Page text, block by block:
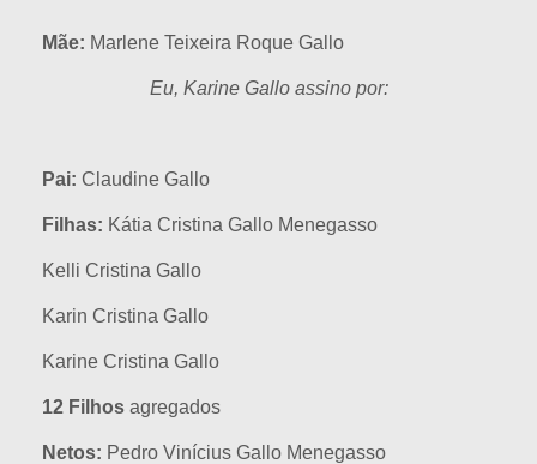
Mãe: Marlene Teixeira Roque Gallo
Eu, Karine Gallo assino por:
Pai: Claudine Gallo
Filhas: Kátia Cristina Gallo Menegasso
Kelli Cristina Gallo
Karin Cristina Gallo
Karine Cristina Gallo
12 Filhos agregados
Netos: Pedro Vinícius Gallo Menegasso